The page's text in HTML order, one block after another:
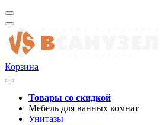
Корзина
Товары со скидкой
Мебель для ванных комнат
Унитазы